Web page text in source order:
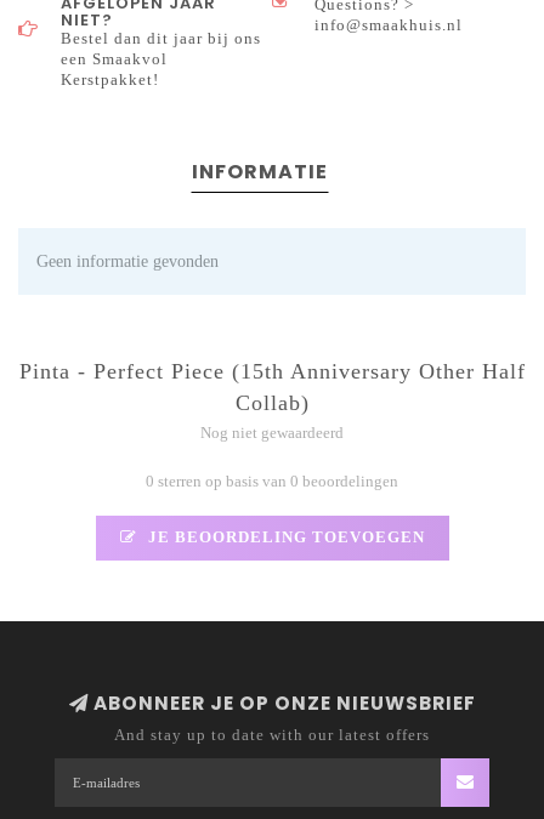
NIET?
Bestel dan dit jaar bij ons
een Smaakvol
Kerstpakket!
Questions? >
info@smaakhuis.nl
INFORMATIE
Geen informatie gevonden
Pinta - Perfect Piece (15th Anniversary Other Half
Collab)
Nog niet gewaardeerd
0 sterren op basis van 0 beoordelingen
JE BEOORDELING TOEVOEGEN
ABONNEER JE OP ONZE NIEUWSBRIEF
And stay up to date with our latest offers